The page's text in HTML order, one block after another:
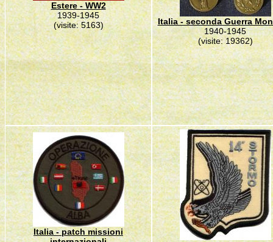
Estere - WW2
1939-1945
(visite: 5163)
Italia - seconda Guerra
1940-1945
(visite: 19362)
Italia - patch missioni